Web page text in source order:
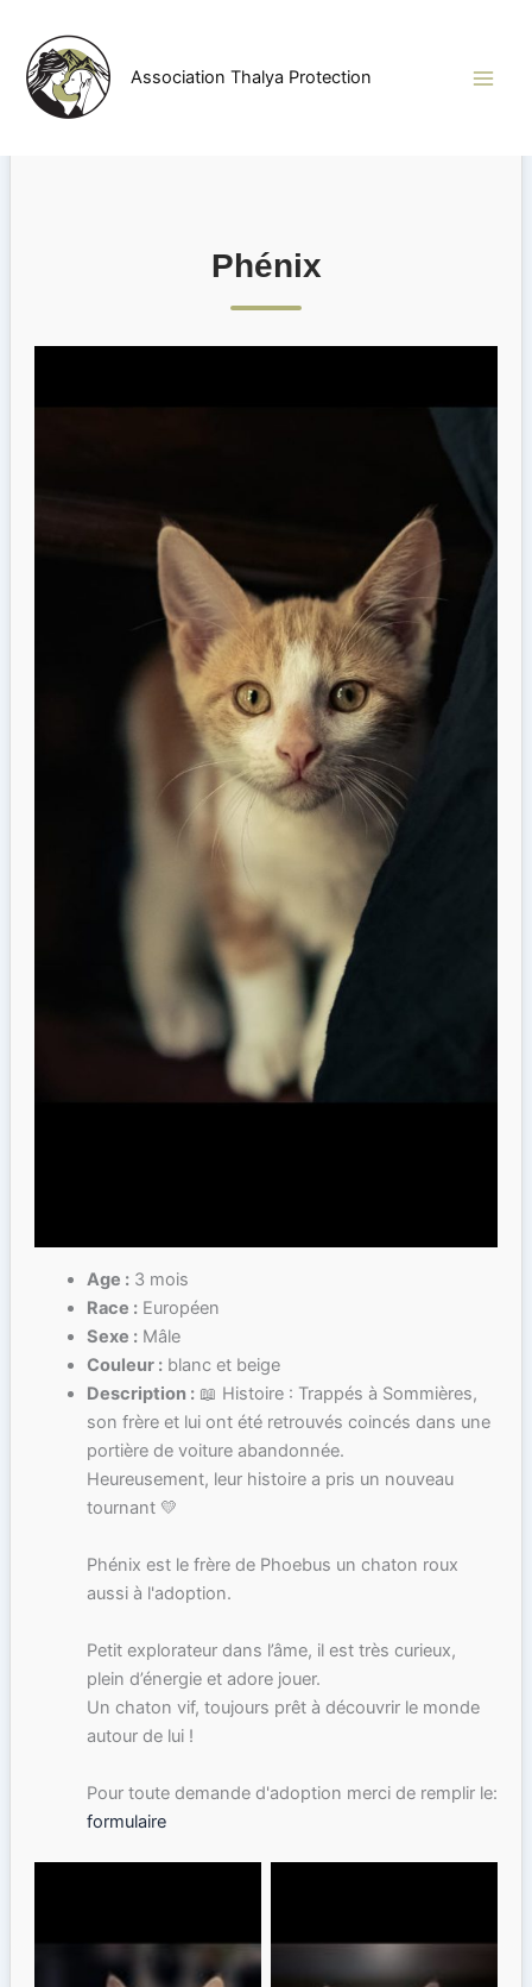
contenu
Association Thalya Protection
Phénix
Age :3 mois
Race :Européen
Sexe :Mâle
Couleur :blanc et beige
Description :📖 Histoire : Trappés à Sommières,
son frère et lui ont été retrouvés coincés dans une
portière de voiture abandonnée.
Heureusement, leur histoire a pris un nouveau
tournant 💛
Phénix est le frère de Phoebus un chaton roux
aussi à l'adoption.
Petit explorateur dans l’âme, il est très curieux,
plein d’énergie et adore jouer.
Un chaton vif, toujours prêt à découvrir le monde
autour de lui !
Pour toute demande d'adoption merci de remplir le:
formulaire